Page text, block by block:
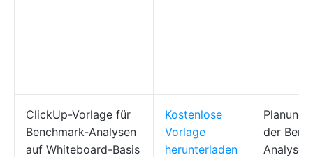
ClickUp-Vorlage für
Benchmark-Analysen
auf Whiteboard-Basis
Kostenlose
Vorlage
herunterladen
der
Analyse